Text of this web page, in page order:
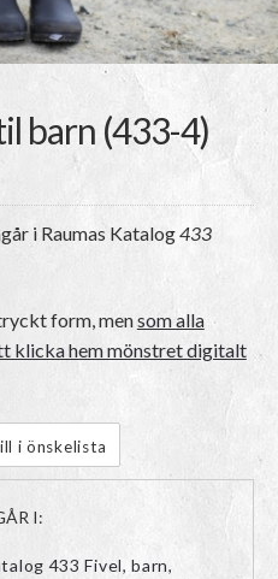
barn (433-4)
i Raumas Katalog433
form, mensom alla
klicka hem mönstret digitalt
i önskelista
I:
433 Fivel, barn,